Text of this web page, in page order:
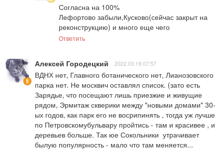
Согласна на 100%
Лефортово забыли,Кусково(сейчас закрыт на
реконструкцию) и много еще чего
Ответить
Алексей Городецкий 2022.03.19 07:57
ВДНХ нет, Главного ботанического нет, Лианозовского
парка нет. Не москвич оставлял список. (зато есть
Зарядье, что посещают лишь приезжие и живущие
рядом, Эрмитаж скверики между "новыми домами" 30-
ых годов, как парк его не восрипинять , тогда уж лучше
по Петровскомубульвару пройтись - там и красивее , и
деревьев больше. Так юе Сокольники  утрачивает
былую популярность - мало что там меняется...